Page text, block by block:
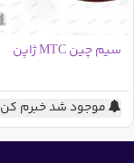
سیم چین MTC ژاپن
موجود شد خبرم کن